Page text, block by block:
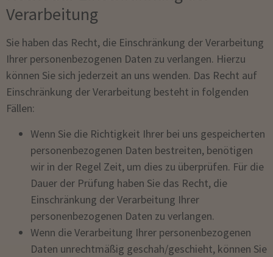
Verarbeitung
Sie haben das Recht, die Einschränkung der Verarbeitung
Ihrer personenbezogenen Daten zu verlangen. Hierzu
können Sie sich jederzeit an uns wenden. Das Recht auf
Einschränkung der Verarbeitung besteht in folgenden
Fällen:
Wenn Sie die Richtigkeit Ihrer bei uns gespeicherten
personenbezogenen Daten bestreiten, benötigen
wir in der Regel Zeit, um dies zu überprüfen. Für die
Dauer der Prüfung haben Sie das Recht, die
Einschränkung der Verarbeitung Ihrer
personenbezogenen Daten zu verlangen.
Wenn die Verarbeitung Ihrer personenbezogenen
Daten unrechtmäßig geschah/geschieht, können Sie